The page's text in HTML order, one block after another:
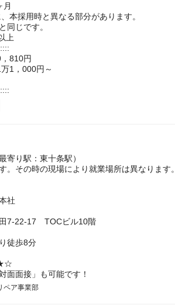
月
本採用時と異なる部分があります。
同じです。
上
810円
1，000円～
寄り駅：東十条駅）
。その時の現場により就業場所は異なります。
社
7-22-17 TOCビル10階
徒歩8分
面面接」も可能です！
ア事業部